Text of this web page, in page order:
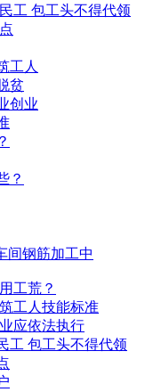
工 包工头不得代领
工人
贫
创业
？
间钢筋加工中
工荒？
工人技能标准
应依法执行
工 包工头不得代领